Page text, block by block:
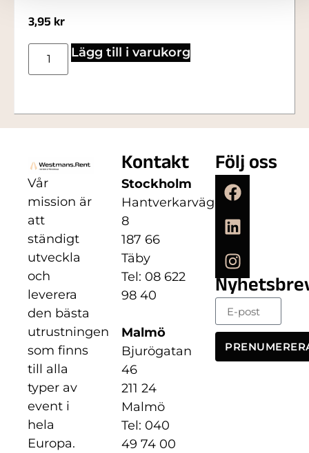
3,95 kr
Lägg till i varukorg
Vår
mission är
att
ständigt
utveckla
och
leverera
den bästa
utrustningen
som finns
till alla
typer av
event i
hela
Europa.
Kontakt
Stockholm
Hantverkarvägen
8
187 66
Täby
Tel: 08 622
98 40
Malmö
Bjurögatan
46
211 24
Malmö
Tel: 040
49 74 00
Följ oss